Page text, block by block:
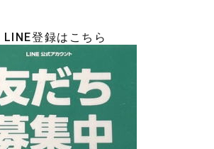
LINE登録はこちら